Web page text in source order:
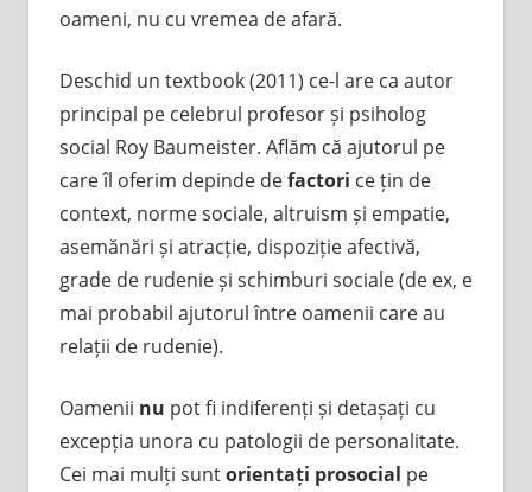
oameni, nu cu vremea de afară.
Deschid un textbook (2011) ce-l are ca autor
principal pe celebrul profesor și psiholog
social Roy Baumeister. Aflăm că ajutorul pe
care îl oferim depinde defactori ce țin de
context, norme sociale, altruism și empatie,
asemănări și atracție, dispoziție afectivă,
grade de rudenie și schimburi sociale (de ex, e
mai probabil ajutorul între oamenii care au
relații de rudenie).
Oamenii nu pot fi indiferenți și detașați cu
excepția unora cu patologii de personalitate.
Cei mai mulți suntorientați prosocial pe